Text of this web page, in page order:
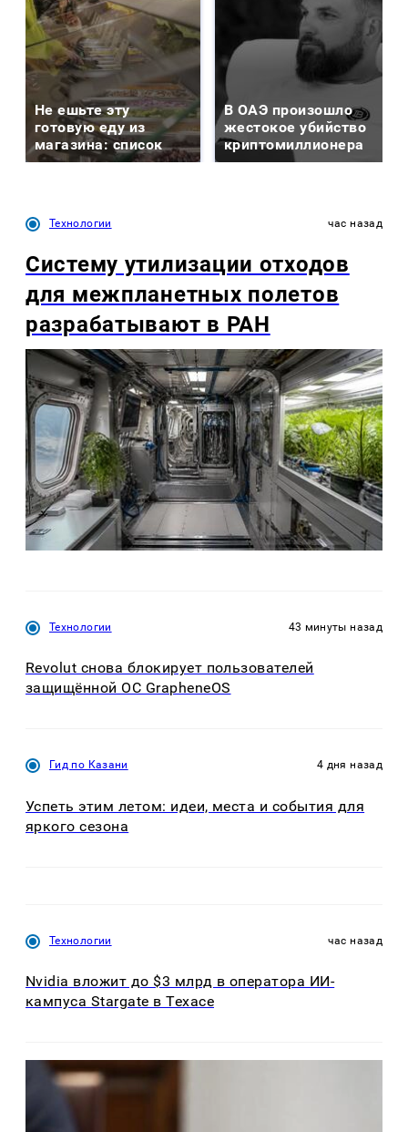
Не ешьте эту
готовую еду из
магазина: список
В ОАЭ произошло
жестокое убийство
криптомиллионера
Технологии час назад
Систему утилизации отходов
для межпланетных полетов
разрабатывают в РАН
Технологии 43 минуты назад
Revolut снова блокирует пользователей
защищённой ОС GrapheneOS
Гид по Казани 4 дня назад
Успеть этим летом: идеи, места и события для
яркого сезона
Технологии час назад
Nvidia вложит до $3 млрд в оператора ИИ-
кампуса Stargate в Техасе